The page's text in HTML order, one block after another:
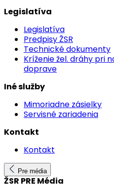
Legislatíva
Legislatíva
Predpisy ŽSR
Technické dokumenty
Kríženie žel. dráhy pri
doprave
Iné služby
Mimoriadne zásielky
Servisné zariadenia
Kontakt
Kontakt
Pre média
ŽSR PRE Média